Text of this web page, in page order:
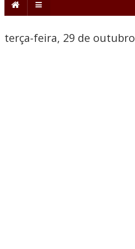
terça-feira, 29 de